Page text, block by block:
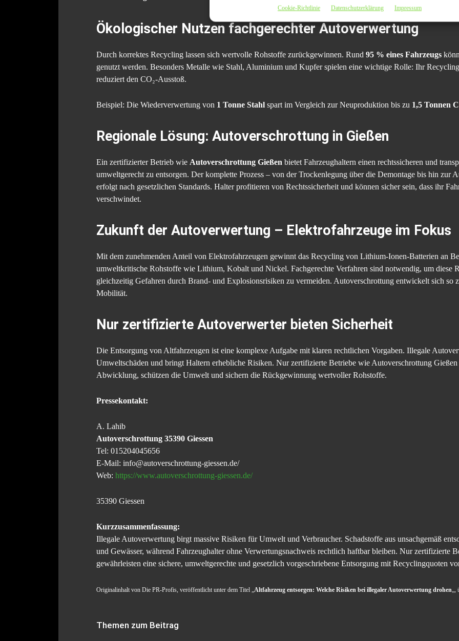
Cookie-Richtlinie Datenschutzerklärung Impressum
Ökologischer Nutzen fachgerechter Autoverwertung
Durch korrektes Recycling lassen sich wertvolle Rohstoffe zurückgewinnen. Rund 95 % eines Fahrzeugs
genutzt werden. Besonders Metalle wie Stahl, Aluminium und Kupfer spielen eine wichtige Rolle: Ihr
reduziert den CO₂-Ausstoß.
Beispiel: Die Wiederverwertung von 1 Tonne Stahl spart im Vergleich zur Neuproduktion bis zu 1,5 Tonnen
Regionale Lösung: Autoverschrottung in Gießen
Ein zertifizierter Betrieb wie Autoverschrottung Gießen bietet Fahrzeughaltern einen rechtssicheren und
umweltgerecht zu entsorgen. Der komplette Prozess – von der Trockenlegung über die Demontage bis hin zur
erfolgt nach gesetzlichen Standards. Halter profitieren von Rechtssicherheit und können sicher sein, dass ihr
verschwindet.
Zukunft der Autoverwertung – Elektrofahrzeuge im Fokus
Mit dem zunehmenden Anteil von Elektrofahrzeugen gewinnt das Recycling von Lithium-Ionen-Batterien an
umweltkritische Rohstoffe wie Lithium, Kobalt und Nickel. Fachgerechte Verfahren sind notwendig, um diese
gleichzeitig Gefahren durch Brand- und Explosionsrisiken zu vermeiden. Autoverschrottung entwickelt sich so
Mobilität.
Nur zertifizierte Autoverwerter bieten Sicherheit
Die Entsorgung von Altfahrzeugen ist eine komplexe Aufgabe mit klaren rechtlichen Vorgaben. Illegale
Umweltschäden und bringt Haltern erhebliche Risiken. Nur zertifizierte Betriebe wie Autoverschrottung Gießen
Abwicklung, schützen die Umwelt und sichern die Rückgewinnung wertvoller Rohstoffe.
Pressekontakt:
A. Lahib
Autoverschrottung 35390 Giessen
Tel: 015204045656
E-Mail: info@autoverschrottung-giessen.de/
Web: https://www.autoverschrottung-giessen.de/
35390 Giessen
Kurzzusammenfassung:
Illegale Autoverwertung birgt massive Risiken für Umwelt und Verbraucher. Schadstoffe aus unsachgemäß
und Gewässer, während Fahrzeughalter ohne Verwertungsnachweis rechtlich haftbar bleiben. Nur zertifizierte
gewährleisten eine sichere, umweltgerechte und gesetzlich vorgeschriebene Entsorgung mit Recyclingquoten
Originalinhalt von Die PR-Profis, veröffentlicht unter dem Titel „Altfahrzeug entsorgen: Welche Risiken bei illegaler Autoverwertung drohen„,
Themen zum Beitrag